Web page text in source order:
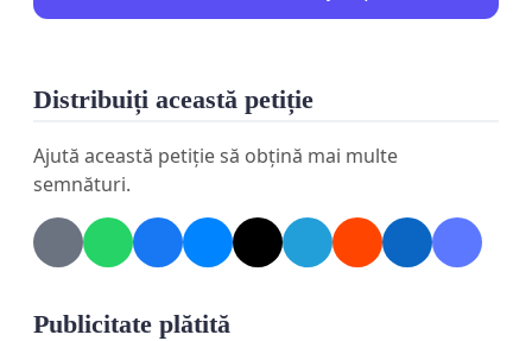
Distribuiți această petiție
Ajută această petiție să obțină mai multe
semnături.
Publicitate plătită